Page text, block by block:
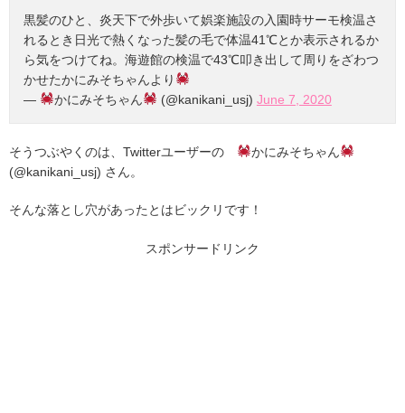
黒髪のひと、炎天下で外歩いて娯楽施設の入園時サーモ検温さ
れるとき日光で熱くなった髪の毛で体温41℃とか表示されるか
ら気をつけてね。海遊館の検温で43℃叩き出して周りをざわつ
かせたかにみそちゃんより
—
かにみそちゃん (@kanikani_usj) June 7, 2020
そうつぶやくのは、Twitterユーザーの
かにみそちゃん
(@kanikani_usj) さん。
そんな落とし穴があったとはビックリです！
スポンサードリンク